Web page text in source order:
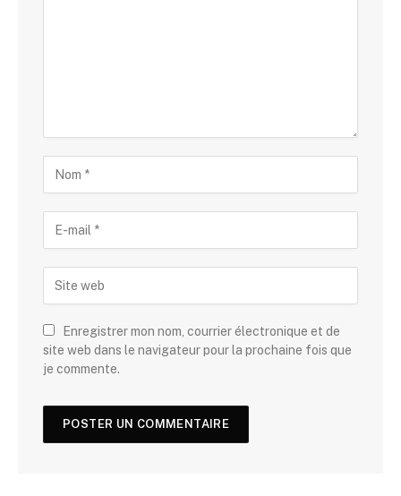
Enregistrer mon nom, courrier électronique et de
site web dans le navigateur pour la prochaine fois que
je commente.